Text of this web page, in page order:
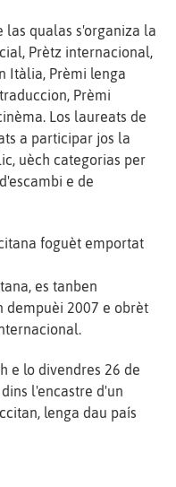
las qualas s'organiza la
Prètz internacional,
Itàlia, Prèmi lenga
Prèmi
Los laureats de
a participar jos la
uèch categorias per
e de
foguèt emportat
es tanben
dempuèi 2007 e obrèt
e lo divendres 26 de
l'encastre d'un
lenga dau país